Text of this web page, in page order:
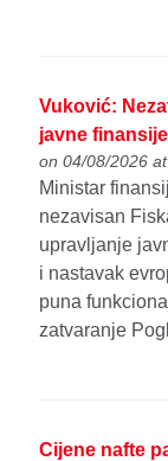
Vuković:
javne
on 04/08/2026
Ministar
nezavisan
upravljanje
i nastavak
puna
zatvaranje
Cijene nafte